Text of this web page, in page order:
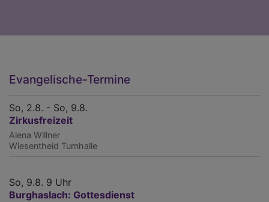
Evangelische-Termine
So, 2.8. - So, 9.8.
Zirkusfreizeit
Alena Willner
Wiesentheid Turnhalle
So, 9.8. 9 Uhr
Burghaslach: Gottesdienst